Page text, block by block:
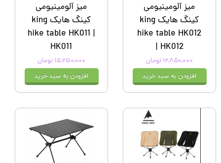
میز آلومینیومی
کینگ هایک king
hike table HK012
| HK012
۱۲,۸۵۰,۰۰۰ تومان
افزودن به سبد خرید
میز آلومینیومی
کینگ هایک king
hike table HK011 |
HK011
۱۵,۲۵۰,۰۰۰ تومان
افزودن به سبد خرید